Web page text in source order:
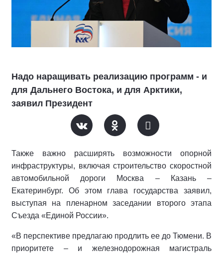
Надо наращивать реализацию программ - и
для Дальнего Востока, и для Арктики,
заявил Президент
Также важно расширять возможности опорной
инфраструктуры, включая строительство скоростной
автомобильной дороги Москва – Казань –
Екатеринбург. Об этом глава государства заявил,
выступая на пленарном заседании второго этапа
Съезда «Единой России».
«В перспективе предлагаю продлить ее до Тюмени. В
приоритете – и железнодорожная магистраль